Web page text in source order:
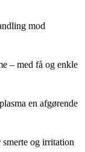
mod
– med få og enkle
en afgørende
og irritation